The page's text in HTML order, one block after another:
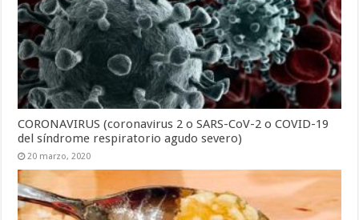
CORONAVIRUS (coronavirus 2 o SARS-CoV-2 o COVID-19
del síndrome respiratorio agudo severo)
20 marzo, 2020